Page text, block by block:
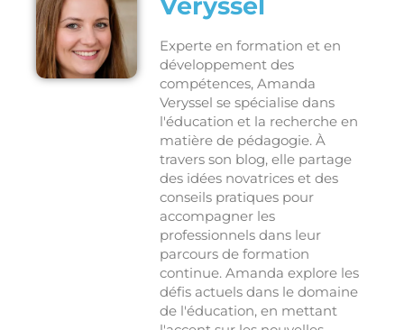
Veryssel
Experte en formation et en
développement des
compétences, Amanda
Veryssel se spécialise dans
l'éducation et la recherche en
matière de pédagogie. À
travers son blog, elle partage
des idées novatrices et des
conseils pratiques pour
accompagner les
professionnels dans leur
parcours de formation
continue. Amanda explore les
défis actuels dans le domaine
de l'éducation, en mettant